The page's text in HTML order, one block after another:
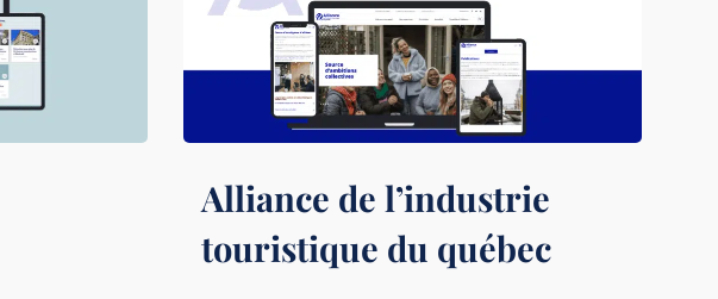
Alliance de l’industrie
touristique du québec